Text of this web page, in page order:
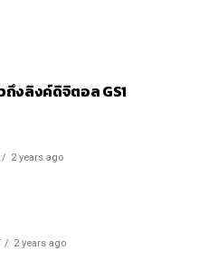
งลิงค์ดิจิตอล GS1
2 years ago
2 years ago